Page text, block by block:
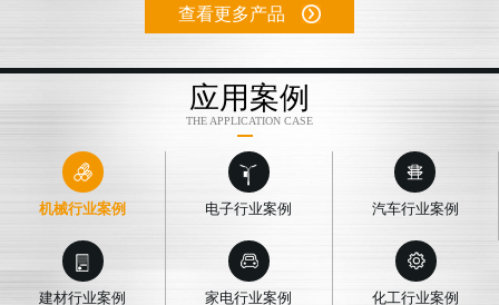
查看更多产品
应用案例
THE APPLICATION CASE
机械行业案例 电子行业案例 汽车行业案例
建材行业案例 家电行业案例 化工行业案例